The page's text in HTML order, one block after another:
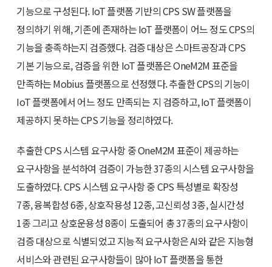
기능으로 구성된다. IoT 플랫폼 기반의 CPS SW 플랫폼을
정의하기 위해, 기존에 존재하는 IoT 플랫폼이 어느 정도 CPS의
기능을 충족하는지 검증했다. 검증 대상은 스마트공장과 CPS
기본 기능으로, 검증을 위한 IoT 플랫폼은 OneM2M 표준을
만족하는 Mobius 플랫폼으로 선정했다. 추출한 CPS의 기능이
IoT 플랫폼에서 어느 정도 만족되는 지 검증하고, IoT 플랫폼이
제공하지 못하는 CPS 기능을 정리하였다.
추출한 CPS 시스템 요구사항 중 OneM2M 표준이 제공하는
요구사항을 분석하여 검증이 가능한 37종의 시스템 요구사항을
도출하였다. CPS 시스템 요구사항 중 CPS 특성별로 확장성
7종, 융복합성 6종, 상호작용성 12종, 고신뢰성 3종, 실시간성
1종 그리고 상호운용성 8종이 도출되어 총 37종의 요구사항이
검증 대상으로 식별되었고 지능적 요구사항은 AI와 같은 지능형
서비스와 관련된 요구사항들이 많아 IoT 플랫폼을 통한